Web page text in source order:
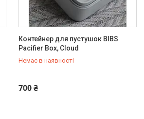
Контейнер для пустушок BIBS
Pacifier Box, Cloud
Немає в наявності
700 ₴
+380 (97) 778-20-70